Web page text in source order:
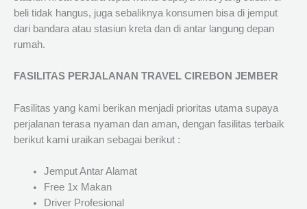
beli tidak hangus, juga sebaliknya konsumen bisa di jemput
dari bandara atau stasiun kreta dan di antar langung depan
rumah.
FASILITAS PERJALANAN TRAVEL CIREBON JEMBER
Fasilitas yang kami berikan menjadi prioritas utama supaya
perjalanan terasa nyaman dan aman, dengan fasilitas terbaik
berikut kami uraikan sebagai berikut :
Jemput Antar Alamat
Free 1x Makan
Driver Profesional